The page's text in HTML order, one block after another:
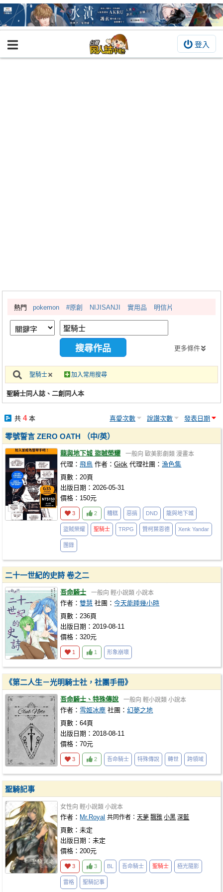
登入
BOOKY書集倉庫
繪圖藝廊
交流中心
攤位轉讓區
會員中心
註冊會員
熱門 pokemon #原創 NIJISANJI 實用品 明信片
更多條件
聖騎士 加入常用搜尋
聖騎士同人誌、二創同人本
共 4本 喜愛次數 說讚次數 發表日期
零號誓言 ZERO OATH （中/英）
龍與地下城 盜賊榮耀 一般向 歐美影劇類 漫畫本
代理：飛鳥 作者：Giök 代理社團：漁色集
頁數：20頁
出版日期：2026-05-31
價格：150元
3 2 糟糕 惡搞 DND 龍與地下城
盜賊榮耀 聖騎士 TRPG 贊柯葉恩德 Xenk Yandar
團錄
二十一世紀的史詩 卷之二
吾命騎士 一般向 輕小說類 小說本
作者：雙慧 社團：今天能睡幾小時
頁數：236頁
出版日期：2019-08-11
價格：320元
1 1 形象崩壞
《第二人生－光明騎士社，社團手冊》
吾命騎士、特殊傳說 一般向 輕小說類 小說本
作者： 雪姬冰塵 社團：幻夢之地
頁數：64頁
出版日期：2018-08-11
價格：70元
3 2 吾命騎士 特殊傳說 轉世 跨領域
聖騎記事
女性向 輕小說類 小說本
作者： Mr.Royal 共同作者：天夢 飄雅 小黑 深藍
頁數：未定
出版日期：未定
價格：200元
3 3 BL 吾命騎士 聖騎士 極光隨影
雷格 聖騎記事